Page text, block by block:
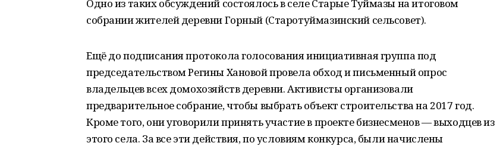
Одно из таких обсуждений состоялось в селе Старые Туймазы на итоговом
собрании жителей деревни Горный (Старотуймазинский сельсовет).
Ещё до подписания протокола голосования инициативная группа под
председательством Регины Хановой провела обход и письменный опрос
владельцев всех домохозяйств деревни. Активисты организовали
предварительное собрание, чтобы выбрать объект строительства на 2017 год.
Кроме того, они уговорили принять участие в проекте бизнесменов — выходцев из
этого села. За все эти действия, по условиям конкурса, были начислены